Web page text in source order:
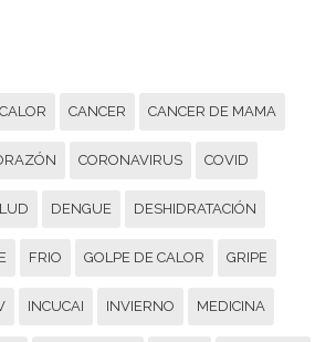
CALOR CANCER CANCER DE MAMA
CORONAVIRUS COVID
DENGUE DESHIDRATACIÓN
FRIO GOLPE DE CALOR GRIPE
INCUCAI INVIERNO MEDICINA